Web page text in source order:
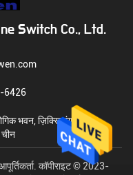
Switch Co., Ltd.
6426
भवन, ज़िक्सियांग, बाओन,
कॉपीराइट © 2023-